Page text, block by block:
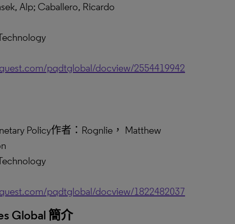
Alp; Caballero, Ricardo
pqdtglobal/docview/2554419942
Policy作者：Rognlie， Matthew
pqdtglobal/docview/1822482037
Global 簡介